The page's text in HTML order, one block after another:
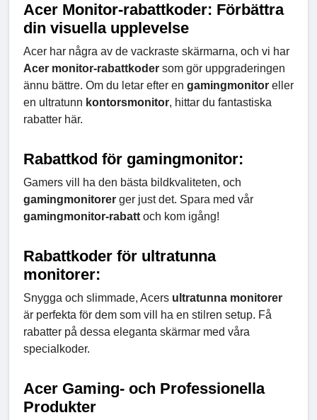
Acer Monitor-rabattkoder: Förbättra
din visuella upplevelse
Acer har några av de vackraste skärmarna, och vi har
Acer monitor-rabattkoder som gör uppgraderingen
ännu bättre. Om du letar efter en gamingmonitor eller
en ultratunn kontorsmonitor, hittar du fantastiska
rabatter här.
Rabattkod för gamingmonitor:
Gamers vill ha den bästa bildkvaliteten, och
gamingmonitorer ger just det. Spara med vår
gamingmonitor-rabatt och kom igång!
Rabattkoder för ultratunna
monitorer:
Snygga och slimmade, Acers ultratunna monitorer
är perfekta för dem som vill ha en stilren setup. Få
rabatter på dessa eleganta skärmar med våra
specialkoder.
Acer Gaming- och Professionella
Produkter